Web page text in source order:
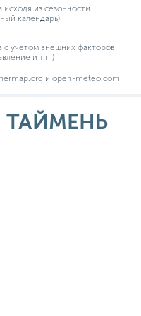
исходя из сезонности
календарь)
с учетом внешних факторов
и т.п.)
и open-meteo.com
ТАЙМЕНЬ